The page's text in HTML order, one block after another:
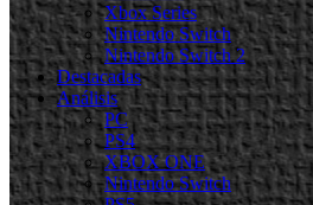
Xbox Series
Nintendo Switch
Nintendo Switch 2
Destacadas
Análisis
PC
PS4
XBOX ONE
Nintendo Switch